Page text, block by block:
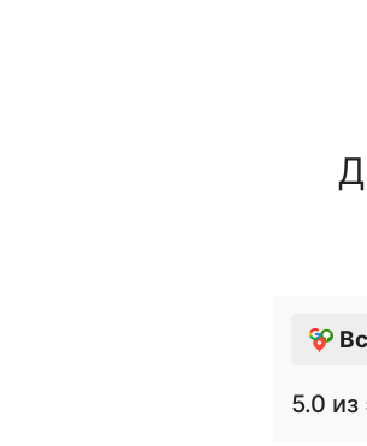
5.0 из